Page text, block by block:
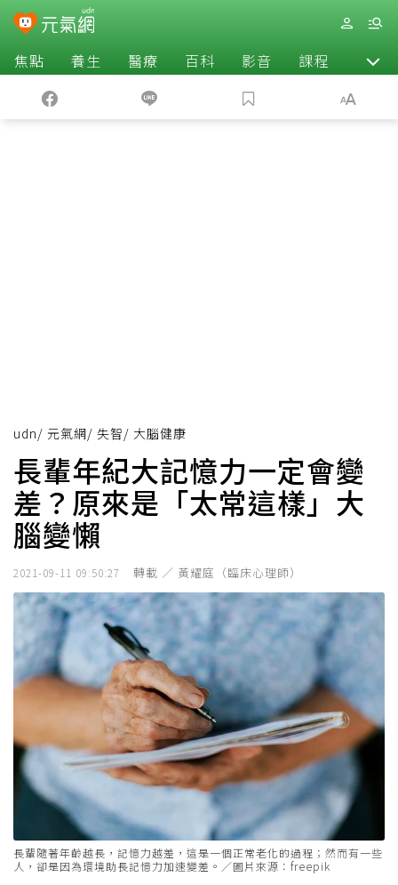
焦點 養生 醫療 百科 影音 課程 退休
udn/ 元氣網/ 失智/ 大腦健康
長輩年紀大記憶力一定會變
差？原來是「太常這樣」大
腦變懶
2021-09-11 09:50:27 轉載 ／ 黃耀庭（臨床心理師）
長輩隨著年齡越長，記憶力越差，這是一個正常老化的過程；然而有一些
人，卻是因為環境助長記憶力加速變差。／圖片來源：freepik